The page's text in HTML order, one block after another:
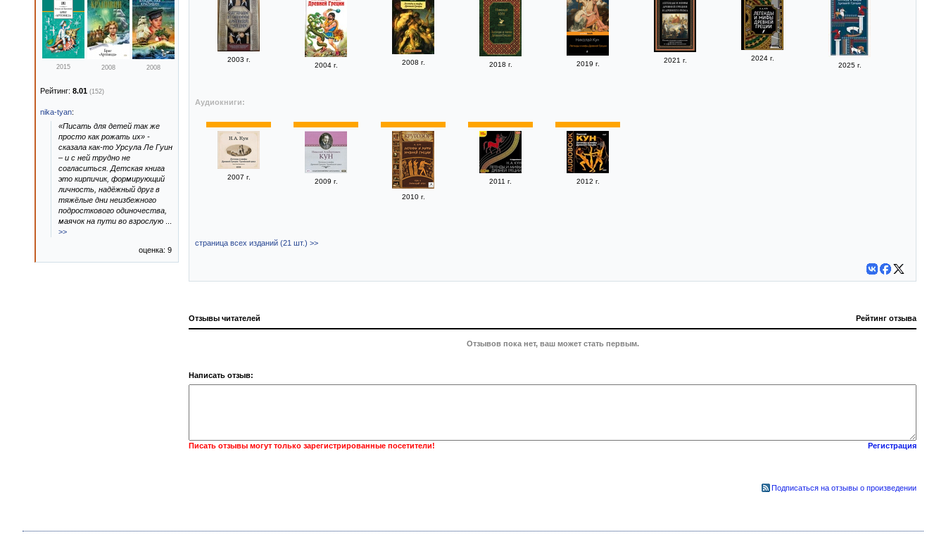
2003 г.
2004 г. 2008 г. 2018 г. 2019 г. 2021 г.
2024 г.
2025 г.
Аудиокниги:
2007 г.
2009 г.
2010 г.
2011 г. 2012 г.
страница всех изданий (21 шт.) >>
Отзывы читателей Рейтинг отзыва
Отзывов пока нет, ваш может стать первым.
Написать отзыв:
Писать отзывы могут только зарегистрированные посетители! Регистрация
Подписаться на отзывы о произведении
2015 2008 2008
Рейтинг: 8.01 (152)
nika-tyan:
«Писать для детей так же
просто как рожать их» -
сказала как-то Урсула Ле Гуин
– и с ней трудно не
согласиться. Детская книга
это кирпичик, формирующий
личность, надёжный друг в
тяжёлые дни неизбежного
подросткового одиночества,
маячок на пути во взрослую
>>
оценка: 9